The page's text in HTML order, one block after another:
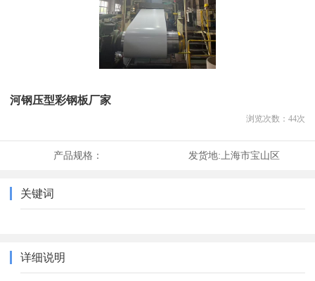
河钢压型彩钢板厂家
浏览次数： 44次
产品规格： 发货地: 上海市宝山区
关键词
详细说明